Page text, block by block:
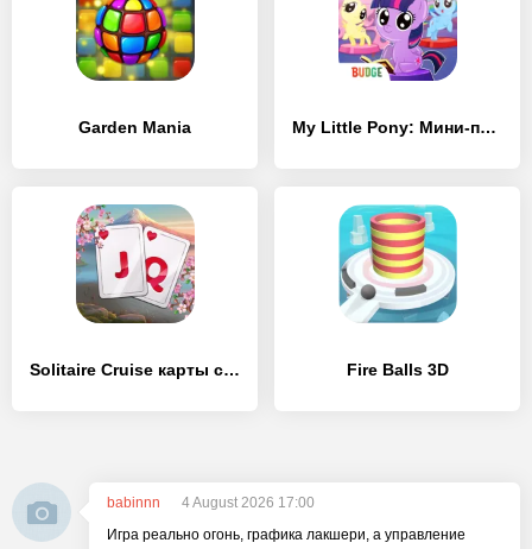
Garden Mania My Little Pony: Мини-пони
Solitaire Cruise карты солитер Fire Balls 3D
babinnn
4 August 2026 17:00
Игра реально огонь, графика лакшери, а управление